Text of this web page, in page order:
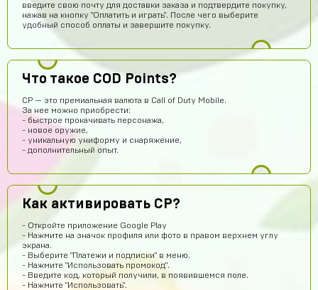
введите свою почту для доставки заказа и подтвердите покупку,
нажав на кнопку "Оплатить и играть". После чего выберите
удобный способ оплаты и завершите покупку.
Что такое COD Points?
CP — это премиальная валюта в Call of Duty Mobile.
За нее можно приобрести:
- быстрое прокачивать персонажа,
- новое оружие,
- уникальную униформу и снаряжение,
- дополнительный опыт.
Как активировать CP?
- Откройте приложение Google Play
- Нажмите на значок профиля или фото в правом верхнем углу
экрана.
- Выберите "Платежи и подписки" в меню.
- Нажмите "Использовать промокод".
- Введите код, который получили, в появившемся поле.
- Нажмите "Использовать".
Артем Парков
ПРИВЕТ
Рома Кузнецов
тут точно не кидают я проверил
Игорь Богданович
Збс, не обман👌
Сайт топ
Timofei Fivtitwo